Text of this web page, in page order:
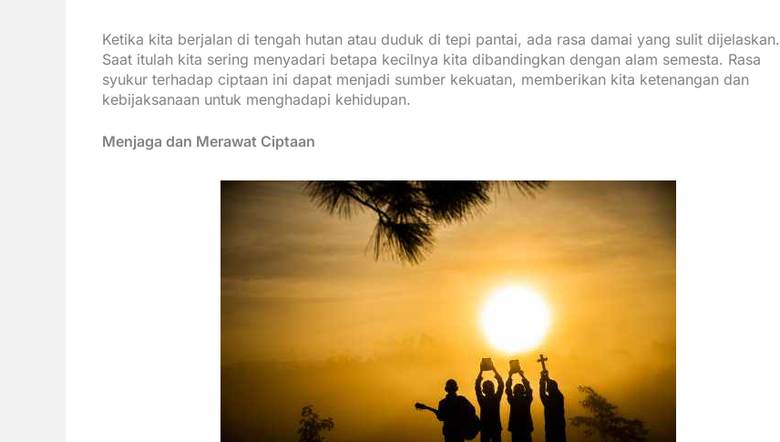
Ketika kita berjalan di tengah hutan atau duduk di tepi pantai, ada rasa damai yang sulit dijelaskan.
Saat itulah kita sering menyadari betapa kecilnya kita dibandingkan dengan alam semesta. Rasa
syukur terhadap ciptaan ini dapat menjadi sumber kekuatan, memberikan kita ketenangan dan
kebijaksanaan untuk menghadapi kehidupan.
Menjaga dan Merawat Ciptaan